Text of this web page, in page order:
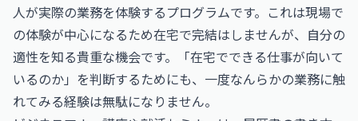
人が実際の業務を体験するプログラムです。これは現場で
の体験が中心になるため在宅で完結はしませんが、自分の
適性を知る貴重な機会です。「在宅でできる仕事が向いて
いるのか」を判断するためにも、一度なんらかの業務に触
れてみる経験は無駄になりません。